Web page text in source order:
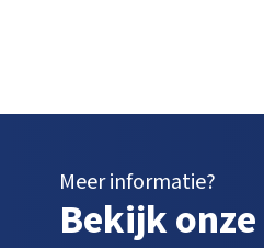
Meer informatie?
Bekijk